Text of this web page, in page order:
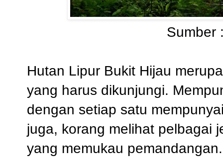
Sumber
Hutan Lipur Bukit Hijau
yang harus dikunjungi.
dengan setiap satu
juga, korang melihat pelbagai
yang memukau